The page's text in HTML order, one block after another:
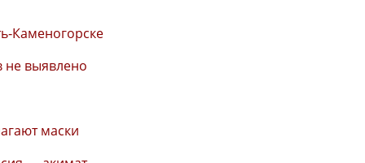
Каменогорске
не выявлено
маски